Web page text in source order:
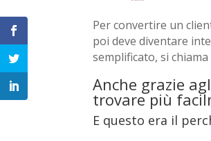
Per convertire un
poi deve diventare
semplificato, si
Anche grazie
trovare più
E questo era il